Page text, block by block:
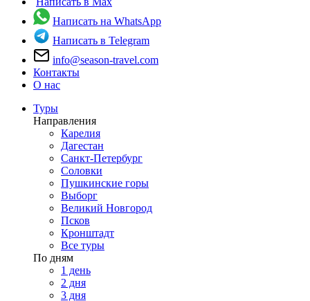
Написать на WhatsApp
Написать в Telegram
info@season-travel.com
Контакты
О нас
Туры
Направления
Карелия
Дагестан
Санкт-Петербург
Соловки
Пушкинские горы
Выборг
Великий Новгород
Псков
Кронштадт
Все туры
По дням
1 день
2 дня
3 дня